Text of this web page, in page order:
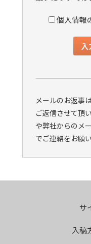
個人情報
メールのお返事
ご返信させて頂
や弊社からのメ
でご連絡をお願
サ
入稿